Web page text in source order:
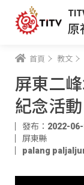
原
首頁 教文
屏東二
紀念活動
發布：2022-
屏東縣
palang